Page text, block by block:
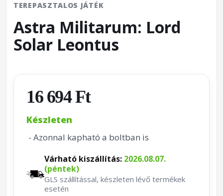
TEREPASZTALOS JÁTÉK
Astra Militarum: Lord
Solar Leontus
16 694 Ft
Készleten
- Azonnal kapható a boltban is
Várható kiszállítás: 2026.08.07.
(péntek)
GLS szállítással, készleten lévő termékek
esetén